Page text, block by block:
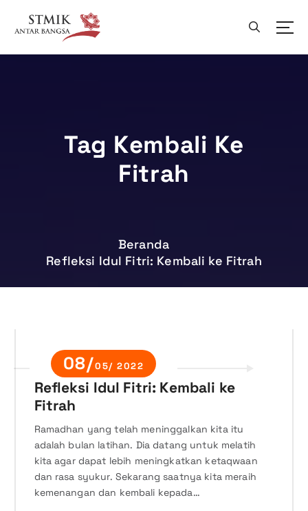
a
Tag Kembali Ke
Fitrah
Beranda
Refleksi Idul Fitri: Kembali ke Fitrah
08/05/ 2022
Refleksi Idul Fitri: Kembali ke
Fitrah
Ramadhan yang telah meninggalkan kita itu
adalah bulan latihan. Dia datang untuk melatih
kita agar dapat lebih meningkatkan ketaqwaan
dan rasa syukur. Sekarang saatnya kita meraih
kemenangan dan kembali kepada…